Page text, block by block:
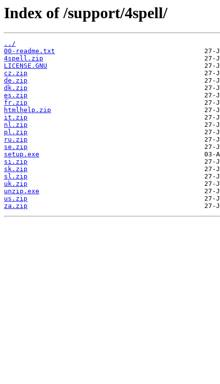
Index of /support/4spell/
../
00-readme.txt
4spell.zip
LICENSE.GNU
cz.zip
de.zip
dk.zip
es.zip
fr.zip
htmlhelp.zip
it.zip
nl.zip
pl.zip
ru.zip
se.zip
setup.exe
si.zip
sk.zip
sl.zip
uk.zip
unzip.exe
us.zip
za.zip